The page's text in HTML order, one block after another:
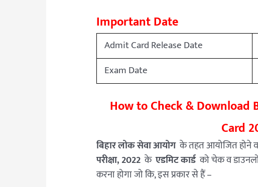
Important Date
Admit Card Release Date
Exam Date
How to Check & Download
Card
बिहार लोक सेवा आयोगके तहत आयोजित होने
परीक्षा, 2022 केएडमिट कार्डको चेक व
करना होगा जो कि, इस प्रकार से हैं –